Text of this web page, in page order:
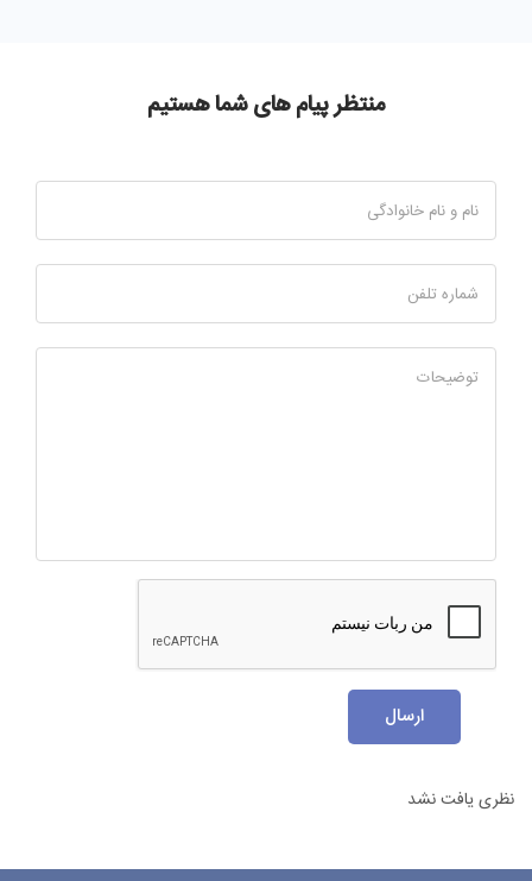
منتظر پیام های شما هستیم
نام و نام خانوادگی
شماره تلفن
توضیحات
ارسال
نظری یافت نشد